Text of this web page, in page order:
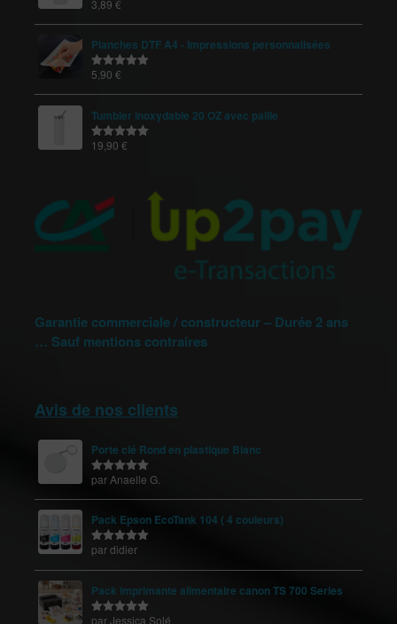
Note5.00
3,89 €
Planches DTF A4 - Impressions personnalisées
Note5.00
5,90 €
Tumbler inoxydable 20 OZ avec paille
Note5.00
19,90 €
Garantie commerciale / constructeur – Durée 2 ans
… Sauf mentions contraires
Avis de nos clients
Porte clé Rond en plastique Blanc
Note5sur
par Anaelle G.
Pack Epson EcoTank 104 ( 4 couleurs)
Note 5sur
par didier
Pack imprimante alimentaire canon TS 700 Series
Note5sur
par Jessica Solé